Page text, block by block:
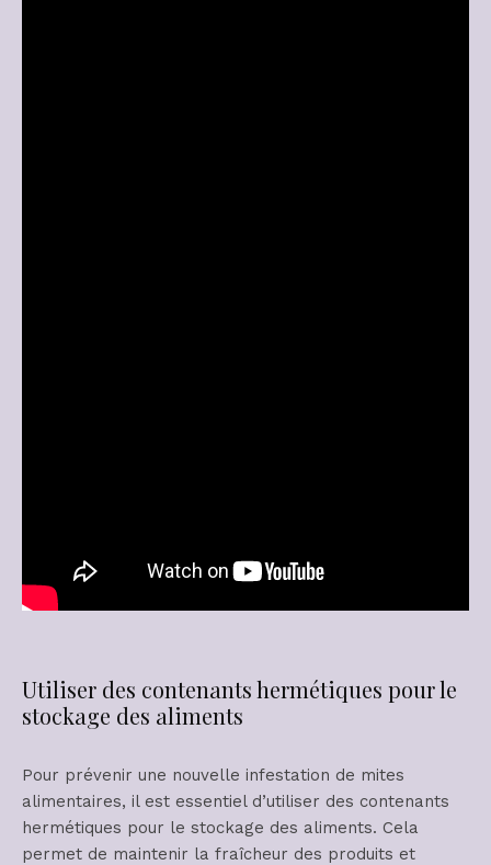
Utiliser des contenants hermétiques pour le
stockage des aliments
Pour prévenir une nouvelle infestation de mites
alimentaires, il est essentiel d’utiliser des contenants
hermétiques pour le stockage des aliments. Cela
permet de maintenir la fraîcheur des produits et